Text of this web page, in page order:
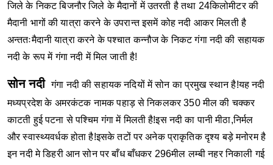
जिले के निकट बिजनौर जिले के मैदानों में उतरती है तथा 24किलोमीटर की
मैदानी भागों की यात्रा करने के उपरान्त इसमें कोह नदी आकर मिलती है
अन्ततःमैदानी यात्रा करने के पश्चात कन्नौज के निकट गंगा नदी की सहायक
नदी के रूप में गंगा नदी में मिल जाती है!
सोन नदी गंगा नदी की सहायक नदियों में सोन का प्रमुख स्थान है!यह नदी
मध्यप्रदेश के अमरकंटक नामक पहाड़ से निकलकर 350 मील की चक्कर
काटती हुई पटना से पश्चिम गंगा में मिलती है!इस नदी का पानी मीठा,निर्मल
और स्वास्थ्यवर्धक होता है!इसके तटों पर अनेक प्राकृतिक दृश्य बड़े मनोरम है
इन नदी मे डिहरी आन सोन पर बाँध बाँधकर 296मील लम्बी नहर निकाली गई